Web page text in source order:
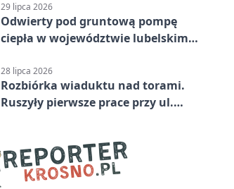
29 lipca 2026
Odwierty pod gruntową pompę
ciepła w województwie lubelskim -
28 lipca 2026
Rozbiórka wiaduktu nad torami.
Ruszyły pierwsze prace przy ul.